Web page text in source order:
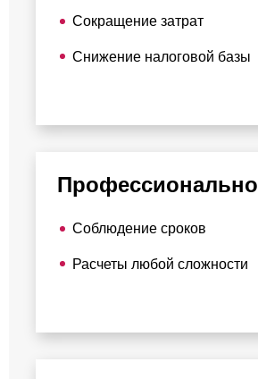
Сокращение затрат
Снижение налоговой базы
Профессионально
Соблюдение сроков
Расчеты любой сложности